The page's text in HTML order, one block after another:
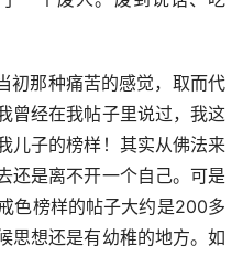
初那种痛苦的感觉，取而代
曾经在我帖子里说过，我这
儿子的榜样！其实从佛法来
还是离不开一个自己。可是
色榜样的帖子大约是200多
思想还是有幼稚的地方。如